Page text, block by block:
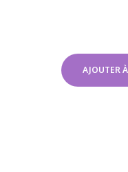
AJOUTER